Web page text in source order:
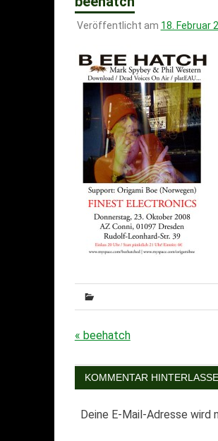
Veröffentlicht am 18. Februar
« beehatch
KOMMENTAR
Deine E-Mail-Adresse